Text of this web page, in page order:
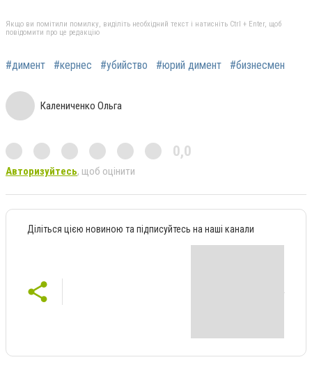
Якщо ви помітили помилку, виділіть необхідний текст і натисніть Ctrl + Enter, щоб
повідомити про це редакцію
#димент #кернес #убийство #юрий димент #бизнесмен
Калениченко Ольга
0,0
Авторизуйтесь, щоб оцінити
Діліться цією новиною та підписуйтесь на наші канали